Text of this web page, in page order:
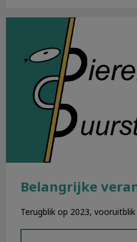
Belangrijke veranderingen!
Belangrijke
Terugblik op 2023,